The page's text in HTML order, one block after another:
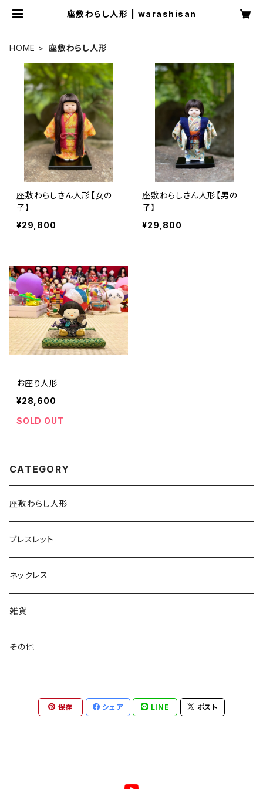
座敷わらし人形 | warashisan
HOME 座敷わらし人形
座敷わらしさん人形【女の
子】
¥29,800
座敷わらしさん人形【男の
子】
¥29,800
お座り人形
¥28,600
SOLD OUT
CATEGORY
座敷わらし人形
ブレスレット
ネックレス
雑貨
その他
保存 シェア LINE ポスト